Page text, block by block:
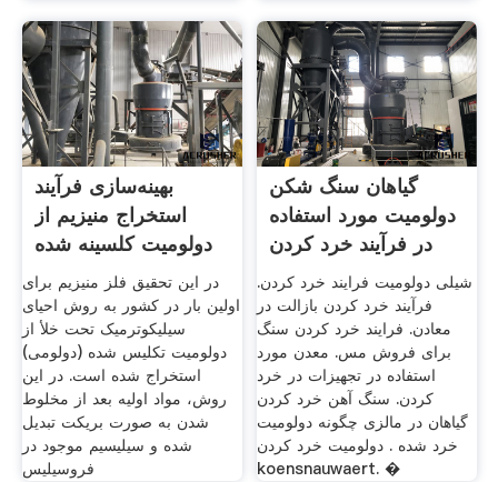
بهینه‌سازی فرآیند
استخراج منیزیم از
دولومیت کلسینه شده
به
در این تحقیق فلز منیزیم برای
اولین بار در کشور به روش احیای
سیلیکوترمیک تحت خلأ از
دولومیت تکلیس شده (دولومی)
استخراج شده است. در این
روش، مواد اولیه بعد از مخلوط
شدن به صورت بریکت تبدیل
شده و سیلیسیم موجود در
فروسیلیس
گیاهان سنگ شکن
دولومیت مورد استفاده
در فرآیند خرد کردن
دولومیت
شیلی دولومیت فرایند خرد کردن.
فرآیند خرد کردن بازالت در
معادن. فرایند خرد کردن سنگ
برای فروش مس. معدن مورد
استفاده در تجهیزات در خرد
کردن. سنگ آهن خرد کردن
گیاهان در مالزی چگونه دولومیت
خرد شده . دولومیت خرد کردن
koensnauwaert. �